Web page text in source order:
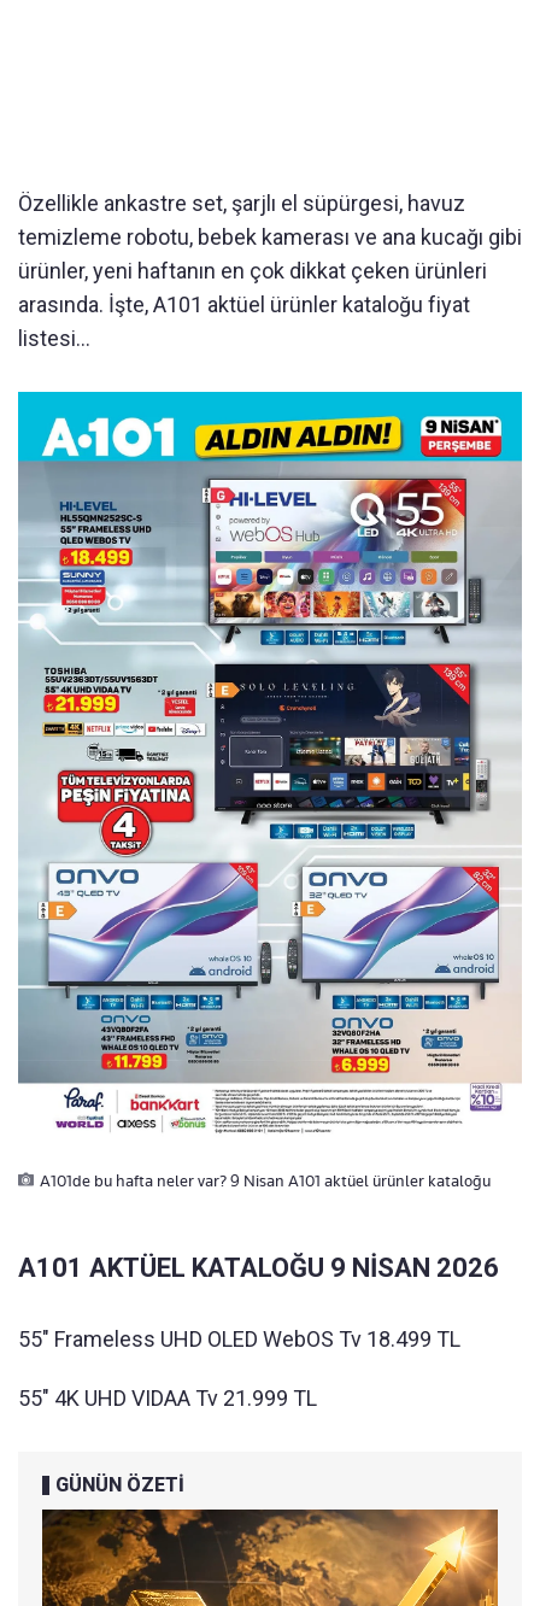
Özellikle ankastre set, şarjlı el süpürgesi, havuz
temizleme robotu, bebek kamerası ve ana kucağı gibi
ürünler, yeni haftanın en çok dikkat çeken ürünleri
arasında. İşte, A101 aktüel ürünler kataloğu fiyat
listesi...
A101de bu hafta neler var? 9 Nisan A101 aktüel ürünler kataloğu
A101 AKTÜEL KATALOĞU 9 NİSAN 2026
55" Frameless UHD OLED WebOS Tv 18.499 TL
55" 4K UHD VIDAA Tv 21.999 TL
GÜNÜN ÖZETİ